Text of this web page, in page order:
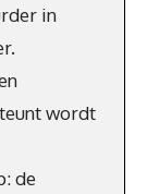
in
wordt
de